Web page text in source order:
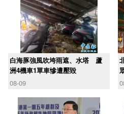
白海豚強風吹垮雨遮、水塔 蘆
洲4機車1單車慘遭壓毀
08-09